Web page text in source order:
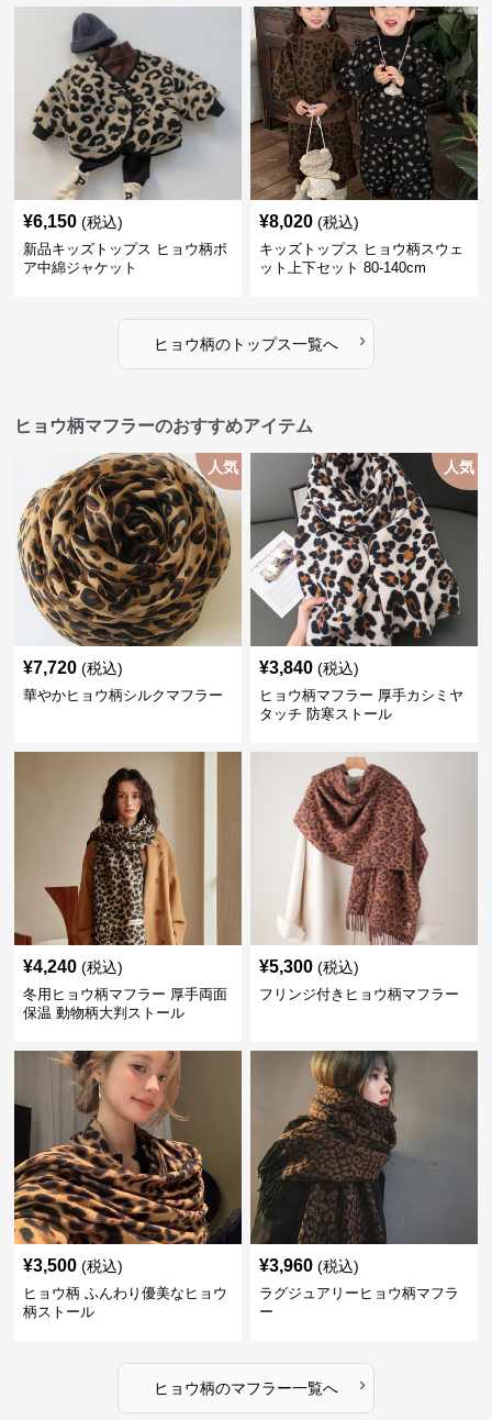
¥6,150 (税込)
新品キッズトップス ヒョウ柄ボ
ア中綿ジャケット
¥8,020 (税込)
キッズトップス ヒョウ柄スウェ
ット上下セット 80-140cm
ヒョウ柄のトップス一覧へ ›
ヒョウ柄マフラーのおすすめアイテム
人気
¥7,720 (税込)
華やかヒョウ柄シルクマフラー
人気
¥3,840 (税込)
ヒョウ柄マフラー 厚手カシミヤ
タッチ 防寒ストール
¥4,240 (税込)
冬用ヒョウ柄マフラー 厚手両面
保温 動物柄大判ストール
¥5,300 (税込)
フリンジ付きヒョウ柄マフラー
¥3,500 (税込)
ヒョウ柄 ふんわり優美なヒョウ
柄ストール
¥3,960 (税込)
ラグジュアリーヒョウ柄マフラ
ー
ヒョウ柄のマフラー一覧へ ›